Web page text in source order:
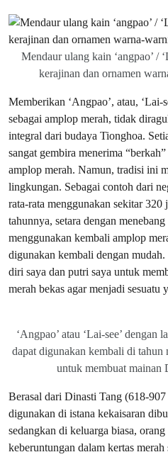
Mendaur ulang kain ‘angpao’ /
kerajinan dan ornamen
Memberikan ‘Angpao’, atau, ‘Lai-
sebagai amplop merah, tidak
integral dari budaya Tionghoa.
sangat gembira menerima
amplop merah. Namun, tradisi ini
lingkungan. Sebagai contoh dari
rata-rata menggunakan sekitar 320
tahunnya, setara dengan
menggunakan kembali amplop
digunakan kembali dengan
diri saya dan putri saya untuk
merah bekas agar menjadi sesuatu
‘Angpao’ atau ‘Lai-see’
dapat digunakan kembali di tahun
untuk membuat
Berasal dari Dinasti Tang (618-
digunakan di istana kekaisaran
sedangkan di keluarga biasa,
keberuntungan dalam kertas